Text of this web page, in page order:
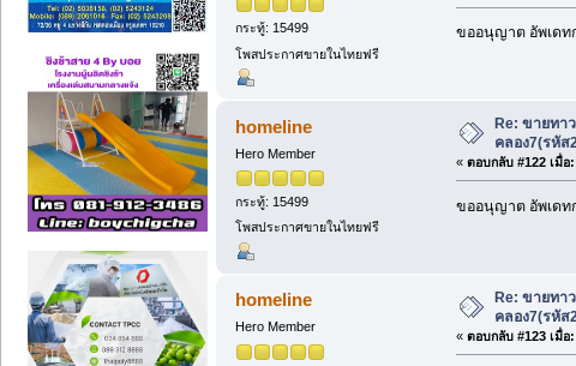
กระทู้: 15499
โพสประกาศขายในไทยฟรี
ขออนุญาต อัพเดท
homeline
Hero Member
กระทู้: 15499
โพสประกาศขายในไทยฟรี
Re: ขายทา
คลอง7(รหัส
« ตอบกลับ #122 เมื่อ:
ขออนุญาต อัพเดท
homeline
Hero Member
Re: ขายทา
คลอง7(รหัส
« ตอบกลับ #123 เมื่อ: